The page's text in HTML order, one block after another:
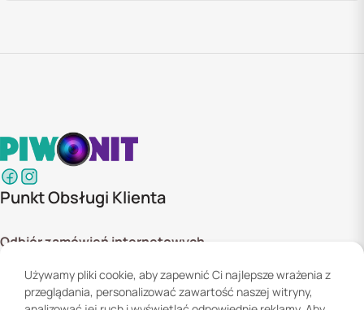
Punkt Obsługi Klienta
Odbiór zamówień internetowych
02-285 Warszawa
Godziny otwarcia:
Używamy pliki cookie, aby zapewnić Ci najlepsze wrażenia z
przeglądania, personalizować zawartość naszej witryny,